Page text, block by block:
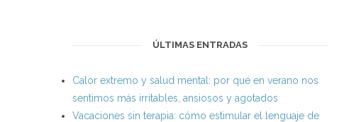
ÚLTIMAS ENTRADAS
Calor extremo y salud mental: por qué en verano nos
sentimos más irritables, ansiosos y agotados
Vacaciones sin terapia: cómo estimular el lenguaje de